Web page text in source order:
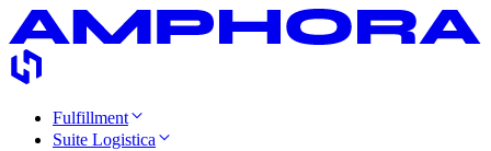
Fulfillment
Suite Logistica